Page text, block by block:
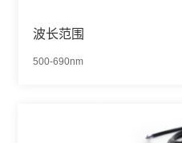
波长范围
500-690nm